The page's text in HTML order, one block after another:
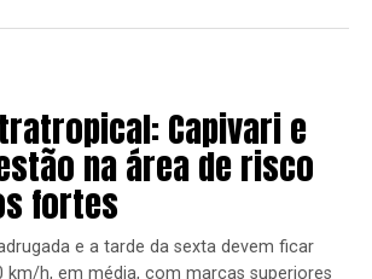
Capivari e
na área de risco
fortes
e a tarde da sexta devem ficar
km/h, em média, com marcas superiores